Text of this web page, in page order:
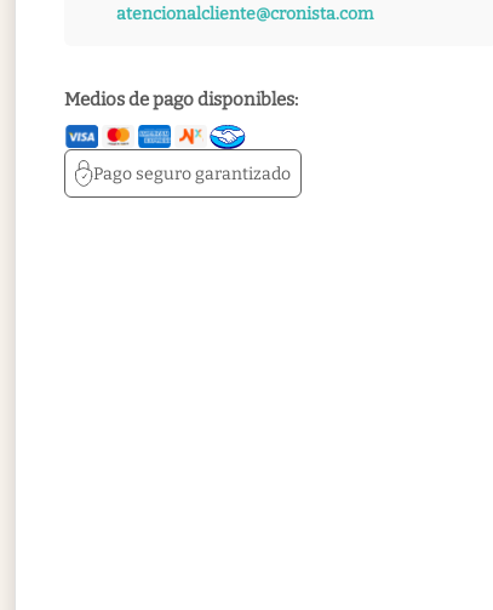
atencionalcliente@cronista.com
Medios de pago disponibles:
Pago segurogarantizado